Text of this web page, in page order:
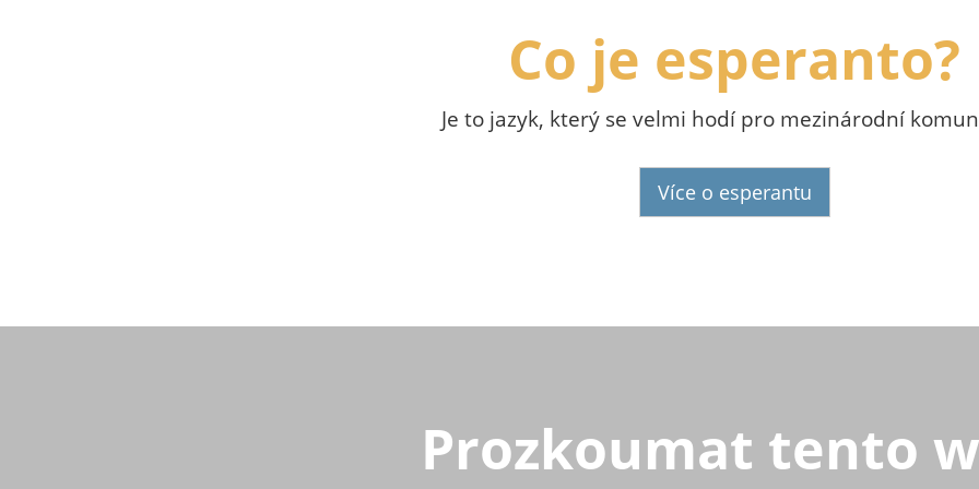
Co je esperanto?
Je to jazyk, který se velmi hodí pro mezinárodní
Více o esperantu
Prozkoumat tento